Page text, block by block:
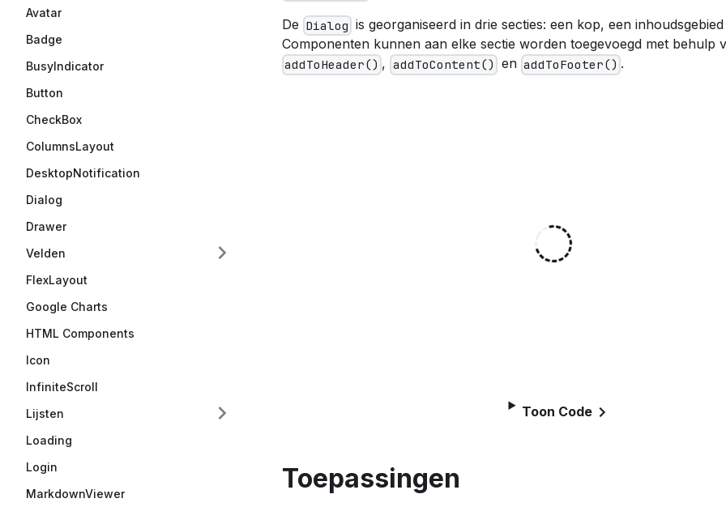
Avatar
Badge
BusyIndicator
Button
CheckBox
ColumnsLayout
DesktopNotification
Dialog
Drawer
Velden
FlexLayout
Google Charts
HTML Components
Icon
InfiniteScroll
Lijsten
Loading
Login
MarkdownViewer
De Dialog is georganiseerd in drie secties: een kop, een
Componenten kunnen aan elke sectie worden toegevoegd met behulp
addToHeader() , addToContent() en addToFooter() .
Toon Code
Toepassingen